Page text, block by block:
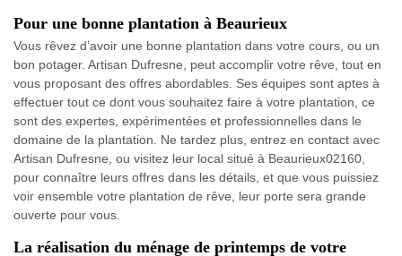
Pour une bonne plantation à Beaurieux
Vous rêvez d’avoir une bonne plantation dans votre cours, ou un
bon potager. Artisan Dufresne, peut accomplir votre rêve, tout en
vous proposant des offres abordables. Ses équipes sont aptes à
effectuer tout ce dont vous souhaitez faire à votre plantation, ce
sont des expertes, expérimentées et professionnelles dans le
domaine de la plantation. Ne tardez plus, entrez en contact avec
Artisan Dufresne, ou visitez leur local situé à Beaurieux02160,
pour connaître leurs offres dans les détails, et que vous puissiez
voir ensemble votre plantation de rêve, leur porte sera grande
ouverte pour vous.
La réalisation du ménage de printemps de votre